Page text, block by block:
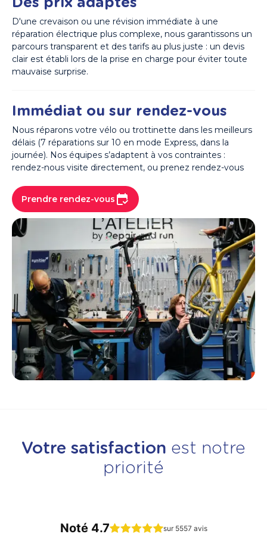
D'une crevaison ou une révision immédiate à une
réparation électrique plus complexe, nous garantissons un
parcours transparent et des tarifs au plus juste : un devis
clair est établi lors de la prise en charge pour éviter toute
mauvaise surprise.
Immédiat ou sur rendez-vous
Nous réparons votre vélo ou trottinette dans les meilleurs
délais (7 réparations sur 10 en mode Express, dans la
journée). Nos équipes s’adaptent à vos contraintes :
rendez-nous visite directement, ou prenez rendez-vous
Prendre rendez-vous
Votre satisfaction est notre
priorité
Noté 4.7 sur 5557 avis